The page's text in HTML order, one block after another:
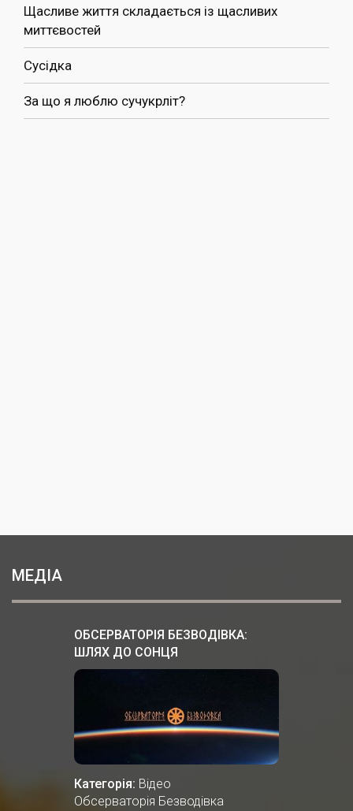
Щасливе життя складається із щасливих
миттєвостей
Сусідка
За що я люблю сучукрліт?
МЕДІА
ОБСЕРВАТОРІЯ БЕЗВОДІВКА:
ШЛЯХ ДО СОНЦЯ
Категорія: Відео
Обсерваторія Безводівка